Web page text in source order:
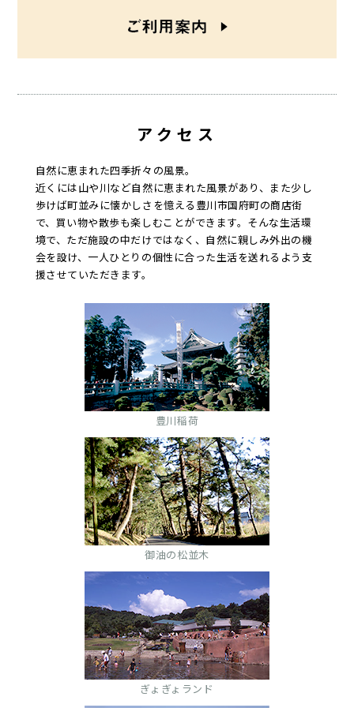
アクセス
自然に恵まれた四季折々の風景。
近くには山や川など自然に恵まれた風景があり、また少し
歩けば町並みに懐かしさを憶える豊川市国府町の商店街
で、買い物や散歩も楽しむことができます。そんな生活環
境で、ただ施設の中だけではなく、自然に親しみ外出の機
会を設け、一人ひとりの個性に合った生活を送れるよう支
援させていただきます。
豊川稲荷
御油の松並木
ぎょぎょランド